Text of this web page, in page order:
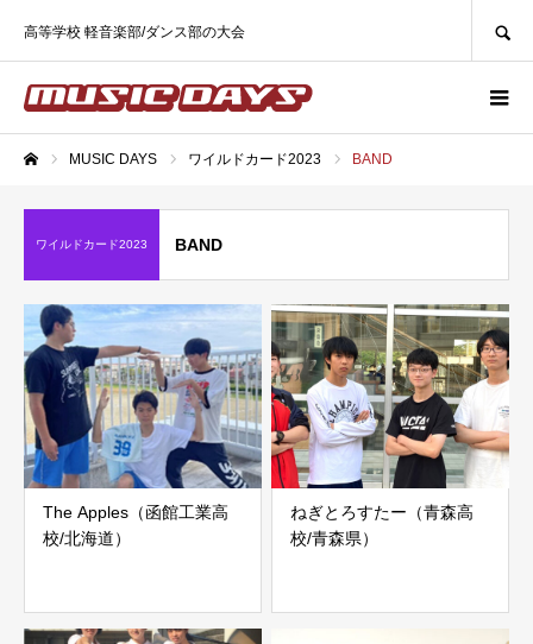
高等学校 軽音楽部/ダンス部の大会
MUSIC DAYS ワイルドカード2023 BAND
ワイルドカード2023 BAND
The Apples（函館工業高
校/北海道）
ねぎとろすたー（青森高
校/青森県）